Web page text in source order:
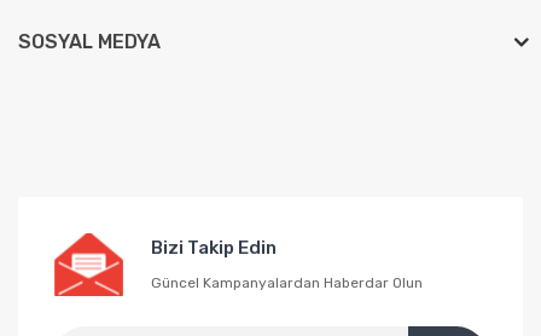
SOSYAL MEDYA
Bizi Takip Edin
Güncel Kampanyalardan Haberdar Olun